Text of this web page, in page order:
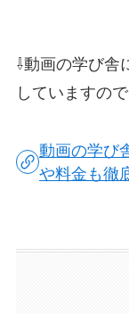
⇩動画の学び舎
していますの
動画の学び
や料金も徹